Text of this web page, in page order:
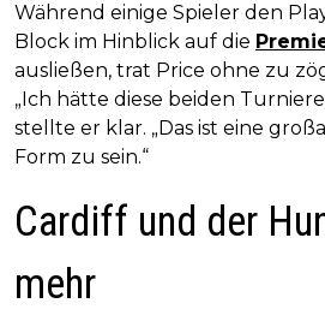
Während einige Spieler den
Block im Hinblick auf die
ausließen, trat Price ohne zu
„Ich hätte diese beiden
stellte er klar. „Das ist eine
Form zu sein.“
Cardiff und der
mehr